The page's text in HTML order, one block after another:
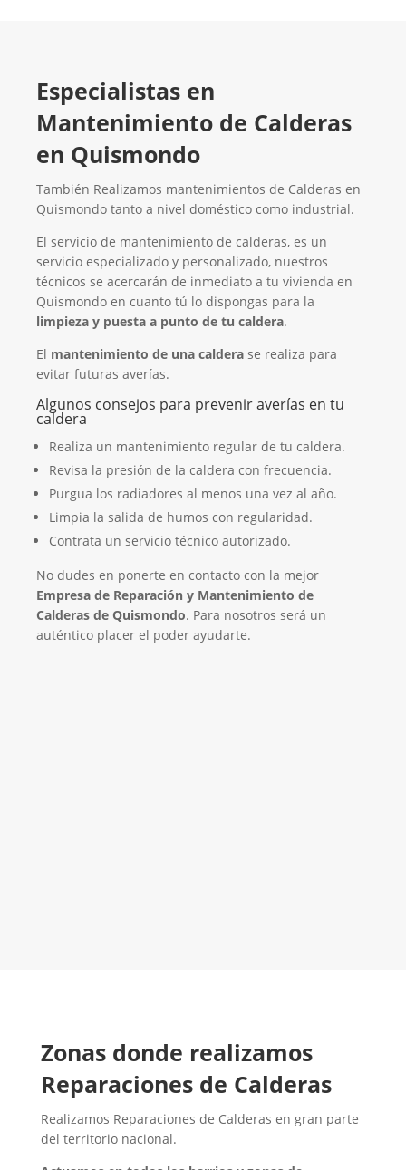
Especialistas en
Mantenimiento de Calderas
en Quismondo
También Realizamos mantenimientos de Calderas en
Quismondo tanto a nivel doméstico como industrial.
El servicio de mantenimiento de calderas, es un
servicio especializado y personalizado, nuestros
técnicos se acercarán de inmediato a tu vivienda en
Quismondo en cuanto tú lo dispongas para la
limpieza y puesta a punto de tu caldera.
El mantenimiento de una caldera se realiza para
evitar futuras averías.
Algunos consejos para prevenir averías en tu
caldera
Realiza un mantenimiento regular de tu caldera.
Revisa la presión de la caldera con frecuencia.
Purgua los radiadores al menos una vez al año.
Limpia la salida de humos con regularidad.
Contrata un servicio técnico autorizado.
No dudes en ponerte en contacto con la mejor
Empresa de Reparación y Mantenimiento de
Calderas de Quismondo. Para nosotros será un
auténtico placer el poder ayudarte.
Zonas donde realizamos
Reparaciones de Calderas
Realizamos Reparaciones de Calderas en gran parte
del territorio nacional.